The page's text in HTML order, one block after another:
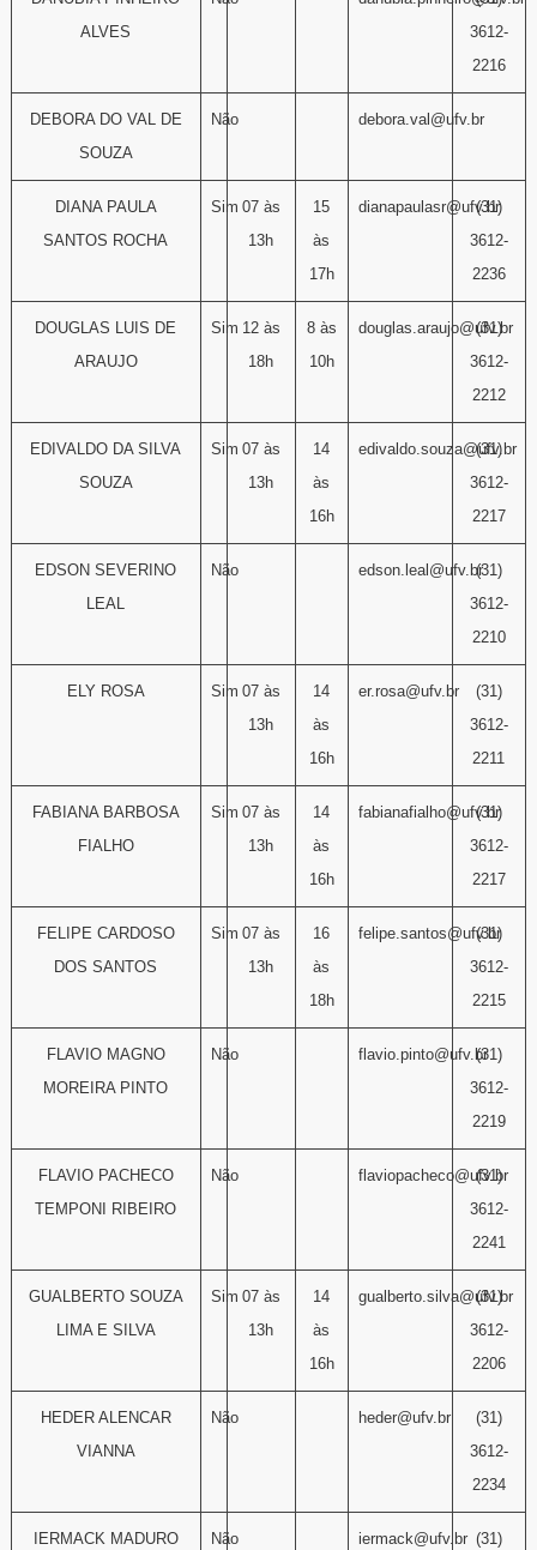
ALVES
3612-
2216
DEBORA DO VAL DE
SOUZA
Não debora.val@ufv.br
DIANA PAULA
SANTOS ROCHA
Sim 07 às
13h
15
às
17h
dianapaulasr@ufv.br
(31)
3612-
2236
DOUGLAS LUIS DE
ARAUJO
Sim 12 às
18h
8 às
10h
douglas.araujo@ufv.br
(31)
3612-
2212
EDIVALDO DA SILVA
SOUZA
Sim 07 às
13h
14
às
16h
edivaldo.souza@ufv.br
(31)
3612-
2217
EDSON SEVERINO
LEAL
Não edson.leal@ufv.br(31)
3612-
2210
ELY ROSA Sim 07 às
13h
14
às
16h
er.rosa@ufv.br
(31)
3612-
2211
FABIANA BARBOSA
FIALHO
Sim 07 às
13h
14
às
16h
fabianafialho@ufv.br
(31)
3612-
2217
FELIPE CARDOSO
DOS SANTOS
Sim 07 às
13h
16
às
18h
felipe.santos@ufv.br
(31)
3612-
2215
FLAVIO MAGNO
MOREIRA PINTO
Não flavio.pinto@ufv.br(31)
3612-
2219
FLAVIO PACHECO
TEMPONI RIBEIRO
Não flaviopacheco@ufv.br
(31)
3612-
2241
GUALBERTO SOUZA
LIMA E SILVA
Sim 07 às
13h
14
às
16h
gualberto.silva@ufv.br
(31)
3612-
2206
HEDER ALENCAR
VIANNA
Não heder@ufv.br
(31)
3612-
2234
IERMACK MADURO Não iermack@ufv.br (31)